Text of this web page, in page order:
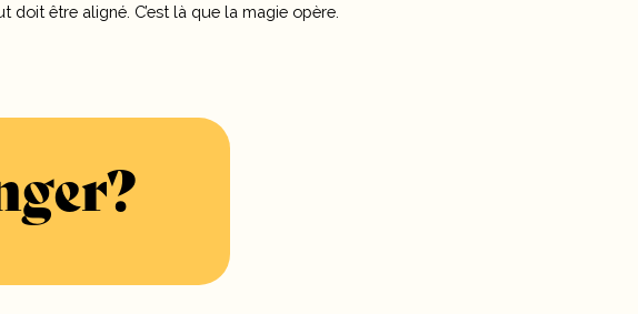
être aligné. C’est là que la magie opère.